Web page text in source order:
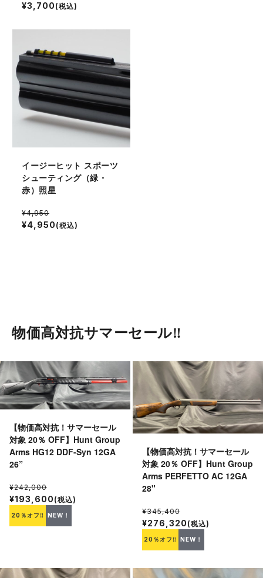
¥3,700 (税込)
イージーヒット スポーツ
シューティング（緑・
赤）照星
¥4,950
¥4,950 (税込)
物価高対抗サマーセール‼︎
【物価高対抗！サマーセール
対象 20％ OFF】Hunt Group
Arms HG12 DDF-Syn 12GA
26”
¥242,000
¥193,600 (税込)
20％オフ‼ NEW！
【物価高対抗！サマーセール
対象 20％ OFF】Hunt Group
Arms PERFETTO AC 12GA
28"
¥345,400
¥276,320 (税込)
20％オフ‼ NEW！